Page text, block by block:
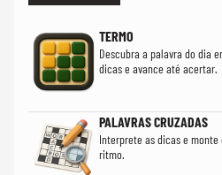
TERMO
Descubra a palavra do dia
dicas e avance até acertar.
PALAVRAS CRUZADAS
Interprete as dicas e
ritmo.